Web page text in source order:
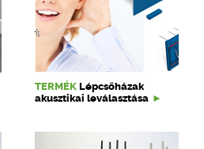
TERMÉK Lépcsőházak
akusztikai leválasztása